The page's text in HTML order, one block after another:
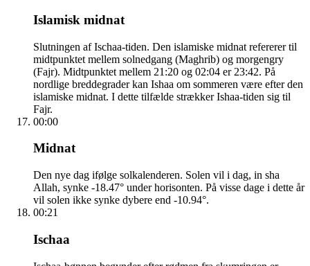
Islamisk midnat
Slutningen af Ischaa-tiden. Den islamiske midnat refererer til
midtpunktet mellem solnedgang (Maghrib) og morgengry
(Fajr). Midtpunktet mellem 21:20 og 02:04 er 23:42. På
nordlige breddegrader kan Ishaa om sommeren være efter den
islamiske midnat. I dette tilfælde strækker Ishaa-tiden sig til
Fajr.
00:00
Midnat
Den nye dag ifølge solkalenderen. Solen vil i dag, in sha
Allah, synke -18.47° under horisonten. På visse dage i dette år
vil solen ikke synke dybere end -10.94°.
00:21
Ischaa